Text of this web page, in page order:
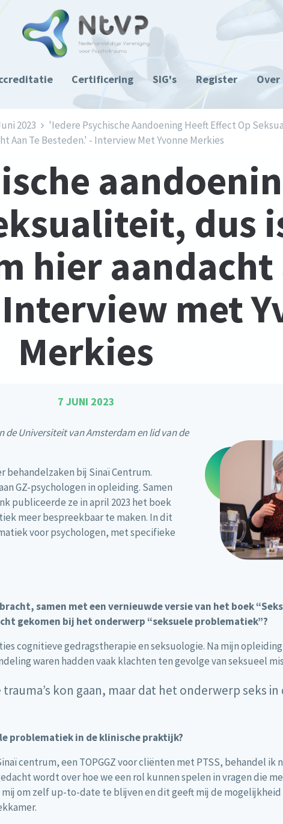
Certificering SIG's Register Over
2023
'Iedere Psychische Aandoening Heeft Effect Op
Aan Te Besteden.' - Interview Met Yvonne Merkies
dus
hier aandacht
met
Merkies
7 JUNI 2023
de Universiteit van Amsterdam en lid van de
behandelzaken bij Sinaï Centrum.
GZ-psychologen in opleiding. Samen
publiceerde ze in april 2023 het boek
meer bespreekbaar te maken. In dit
voor psychologen, met specifieke
samen met een vernieuwde versie van het boek
gekomen bij het onderwerp “seksuele problematiek”?
cognitieve gedragstherapie en seksuologie. Na mijn
waren hadden vaak klachten ten gevolge van seksueel
kon gaan, maar dat het onderwerp seks
problematiek in de klinische praktijk?
centrum, een TOPGGZ voor cliënten met PTSS, behandel ik
wordt over hoe we een rol kunnen spelen in vragen die
om zelf up-to-date te blijven en dit geeft mij de